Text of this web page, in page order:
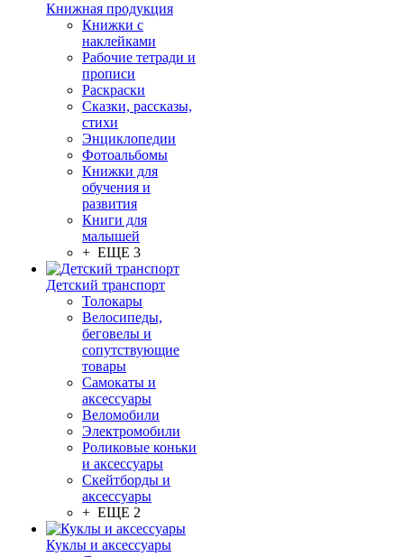
Книжная продукция
Книжки с
наклейками
Рабочие тетради и
прописи
Раскраски
Сказки, рассказы,
стихи
Энциклопедии
Фотоальбомы
Книжки для
обучения и
развития
Книги для
малышей
+ ЕЩЕ 3
Детский транспорт
Толокары
Велосипеды,
беговелы и
сопутствующие
товары
Самокаты и
аксессуары
Веломобили
Электромобили
Роликовые коньки
и аксессуары
Скейтборды и
аксессуары
+ ЕЩЕ 2
Куклы и аксессуары